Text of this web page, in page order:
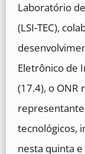
Laboratório
(LSI-TEC),
Eletrônico de
(17.4), o ONR
tecnológicos,
nesta quinta